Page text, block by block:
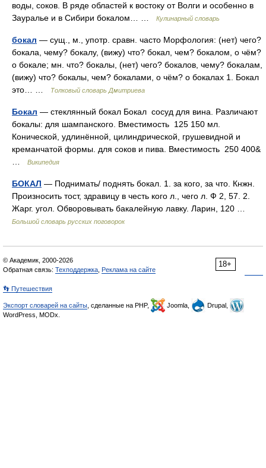
воды, соков. В ряде областей к востоку от Волги и особенно в
Зауралье и в Сибири бокалом… …
Кулинарный словарь
бокал — сущ., м., употр. сравн. часто Морфология: (нет) чего?
бокала, чему? бокалу, (вижу) что? бокал, чем? бокалом, о чём?
о бокале; мн. что? бокалы, (нет) чего? бокалов, чему? бокалам,
(вижу) что? бокалы, чем? бокалами, о чём? о бокалах 1. Бокал
это… …
Толковый словарь Дмитриева
Бокал — стеклянный бокал Бокал сосуд для вина. Различают
бокалы: для шампанского. Вместимость 125 150 мл.
Конической, удлинённой, цилиндрической, грушевидной и
креманчатой формы. для соков и пива. Вместимость 250 400&
Википедия
БОКАЛ — Поднимать/ поднять бокал. 1. за кого, за что. Кнжн.
Произносить тост, здравицу в честь кого л., чего л. Ф 2, 57. 2.
Жарг. угол. Обворовывать бакалейную лавку. Ларин, 120 …
Большой словарь русских поговорок
18+
© Академик, 2000-2026
Обратная связь: Техподдержка Реклама на сайте
👣 Путешествия
Экспорт словарей на сайты , сделанные на PHP, Joomla,
Drupal,
WordPress, MODx.